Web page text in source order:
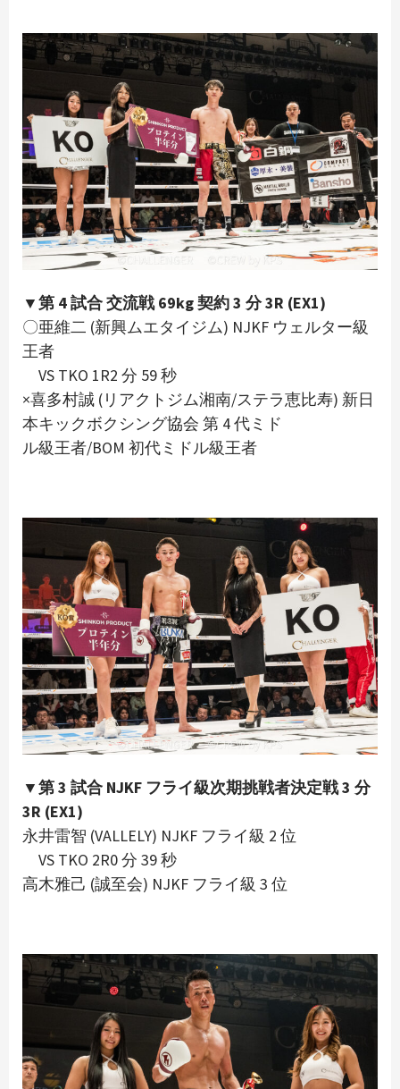
▼第 4 試合 交流戦 69kg 契約 3 分 3R (EX1)
〇亜維二 (新興ムエタイジム) NJKF ウェルター級
王者
VS TKO 1R2 分 59 秒
×喜多村誠 (リアクトジム湘南/ステラ恵比寿) 新日
本キックボクシング協会 第 4 代ミド
ル級王者/BOM 初代ミドル級王者
▼第 3 試合 NJKF フライ級次期挑戦者決定戦 3 分
3R (EX1)
永井雷智 (VALLELY) NJKF フライ級 2 位
VS TKO 2R0 分 39 秒
高木雅己 (誠至会) NJKF フライ級 3 位